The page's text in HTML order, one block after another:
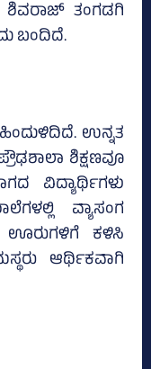
ತಂಗಡಗಿ
ಬಂದಿದೆ.
ಹಿಂದುಳಿದಿದೆ. ಉನ್ನತ
ಶಿಕ್ಷಣವೂ
ವಿದ್ಯಾರ್ಥಿಗಳು
ವ್ಯಾಸಂಗ
ಕಳಿಸಿ
ಆರ್ಥಿಕವಾಗಿ